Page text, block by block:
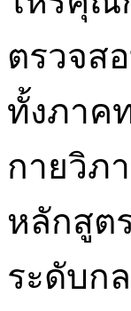
ตรวจส
ทั้งภาค
กายวิภ
หลักสูต
ระดับก